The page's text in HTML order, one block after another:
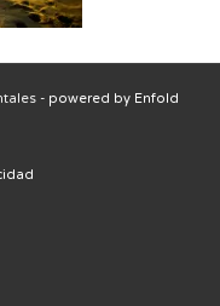
- powered by Enfold